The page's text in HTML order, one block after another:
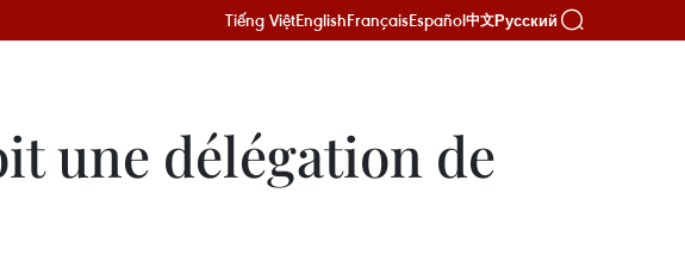
Tiếng ViệtEnglishFrançaisEspañol中文Русский
une délégation de